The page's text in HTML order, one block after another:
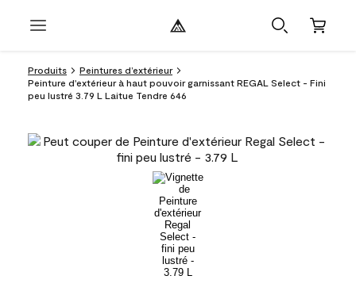
Produits
Peintures d’extérieur
Peinture d'extérieur à haut pouvoir garnissant REGAL Select - Fini
peu lustré 3.79 L Laitue Tendre 646